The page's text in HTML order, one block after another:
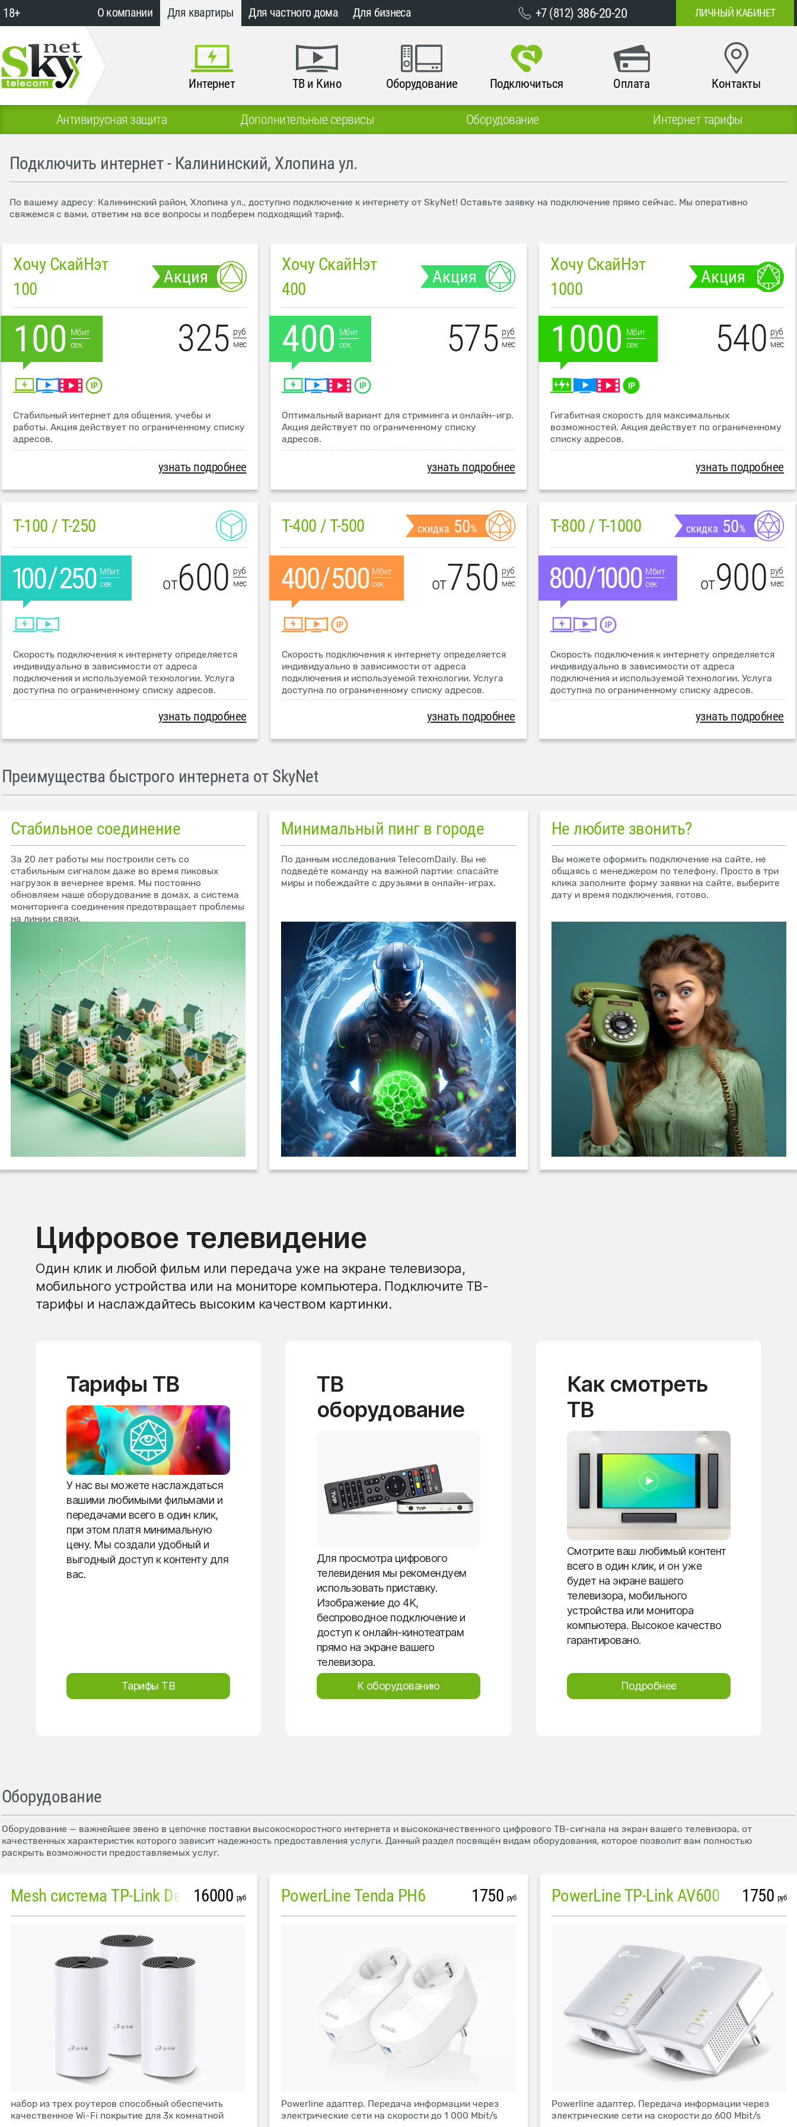
18+ О компании Для квартиры Для частного дома Для бизнеса +7 (812) 386-20-20 ЛИЧНЫЙ КАБИНЕТ
Интернет ТВ и Кино Оборудование Подключиться Оплата Контакты
Антивирусная защита Дополнительные сервисы Оборудование Интернет тарифы
Подключить интернет - Калининский, Хлопина ул.
По вашему адресу: Калининский район, Хлопина ул., доступно подключение к интернету от SkyNet! Оставьте заявку на подключение прямо сейчас. Мы оперативно
свяжемся с вами, ответим на все вопросы и подберем подходящий тариф.
Хочу СкайНэт
100
Акция
100 Мбит
сек
325 руб
мес
Стабильный интернет для общения, учебы и
работы. Акция действует по ограниченному списку
адресов.
узнать подробнее
Хочу СкайНэт
400
Акция
400 Мбит
сек
575 руб
мес
Оптимальный вариант для стриминга и онлайн-игр.
Акция действует по ограниченному списку
адресов.
узнать подробнее
Хочу СкайНэт
1000
Акция
1000 Мбит
сек
540 руб
мес
Гигабитная скорость для максимальных
возможностей. Акция действует по ограниченному
списку адресов.
узнать подробнее
T-100 / T-250
Мбит
сек
от600 руб
мес
Скорость подключения к интернету определяется
индивидуально в зависимости от адреса
подключения и используемой технологии. Услуга
доступна по ограниченному списку адресов.
узнать подробнее
T-400 / T-500 скидка 50%
Мбит
сек
от750 руб
мес
Скорость подключения к интернету определяется
индивидуально в зависимости от адреса
подключения и используемой технологии. Услуга
доступна по ограниченному списку адресов.
узнать подробнее
T-800 / T-1000 скидка 50%
Мбит
сек
от900 руб
мес
Скорость подключения к интернету определяется
индивидуально в зависимости от адреса
подключения и используемой технологии. Услуга
доступна по ограниченному списку адресов.
узнать подробнее
Преимущества быстрого интернета от SkyNet
Стабильное соединение
За 20 лет работы мы построили сеть со
стабильным сигналом даже во время пиковых
нагрузок в вечернее время. Мы постоянно
обновляем наше оборудование в домах, а система
мониторинга соединения предотвращает проблемы
на линии связи.
Минимальный пинг в городе
По данным исследования TelecomDaily. Вы не
подведёте команду на важной партии: спасайте
миры и побеждайте с друзьями в онлайн-играх.
Не любите звонить?
Вы можете оформить подключение на сайте, не
общаясь с менеджером по телефону. Просто в три
клика заполните форму заявки на сайте, выберите
дату и время подключения, готово.
Цифровое телевидение
Один клик и любой фильм или передача уже на экране телевизора,
мобильного устройства или на мониторе компьютера. Подключите ТВ-
тарифы и наслаждайтесь высоким качеством картинки.
Тарифы ТВ
У нас вы можете наслаждаться
вашими любимыми фильмами и
передачами всего в один клик,
при этом платя минимальную
цену. Мы создали удобный и
выгодный доступ к контенту для
вас.
Тарифы ТВ
ТВ
оборудование
Для просмотра цифрового
телевидения мы рекомендуем
использовать приставку.
Изображение до 4K,
беспроводное подключение и
доступ к онлайн-кинотеатрам
прямо на экране вашего
телевизора.
К оборудованию
Как смотреть
ТВ
Смотрите ваш любимый контент
всего в один клик, и он уже
будет на экране вашего
телевизора, мобильного
устройства или монитора
компьютера. Высокое качество
гарантировано.
Подробнее
Оборудование
Оборудование — важнейшее звено в цепочке поставки высокоскоростного интернета и высококачественного цифрового ТВ-сигнала на экран вашего телевизора, от
качественных характеристик которого зависит надежность предоставления услуги. Данный раздел посвящён видам оборудования, которое позволит вам полностью
раскрыть возможности предоставляемых услуг.
Mesh система TP-Link Deco M4 (3 устройства)
16000 руб
набор из трех роутеров способный обеспечить
качественное Wi-Fi покрытие для 3х комнатной
PowerLine Tenda PH6 1750 руб
Powerline адаптер. Передача информации через
электрические сети на скорости до 1 000 Mbit/s
PowerLine TP-Link AV600 1750 руб
Powerline адаптер. Передача информации через
электрические сети на скорости до 600 Mbit/s